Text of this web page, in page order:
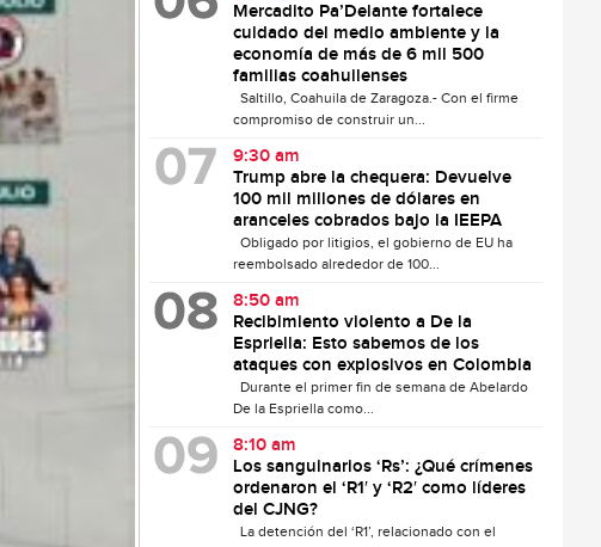
Mercadito Pa’Delante fortalece
cuidado del medio ambiente y la
economía de más de 6 mil 500
familias coahuilenses
Saltillo, Coahuila de Zaragoza.- Con el firme
compromiso de construir un...
9:30 am
Trump abre la chequera: Devuelve
100 mil millones de dólares en
aranceles cobrados bajo la IEEPA
Obligado por litigios, el gobierno de EU ha
reembolsado alrededor de 100...
8:50 am
Recibimiento violento a De la
Espriella: Esto sabemos de los
ataques con explosivos en Colombia
Durante el primer fin de semana de Abelardo
De la Espriella como...
8:10 am
Los sanguinarios ‘Rs’: ¿Qué crímenes
ordenaron el ‘R1′ y ‘R2′ como líderes
del CJNG?
La detención del ‘R1’, relacionado con el